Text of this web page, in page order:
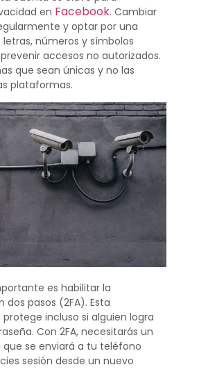
en Facebook. Cambiar
y optar por una
números y símbolos
accesos no autorizados.
que sean únicas y no las
plataformas.
es habilitar la
pasos (2FA). Esta
incluso si alguien logra
Con 2FA, necesitarás un
se enviará a tu teléfono
sesión desde un nuevo